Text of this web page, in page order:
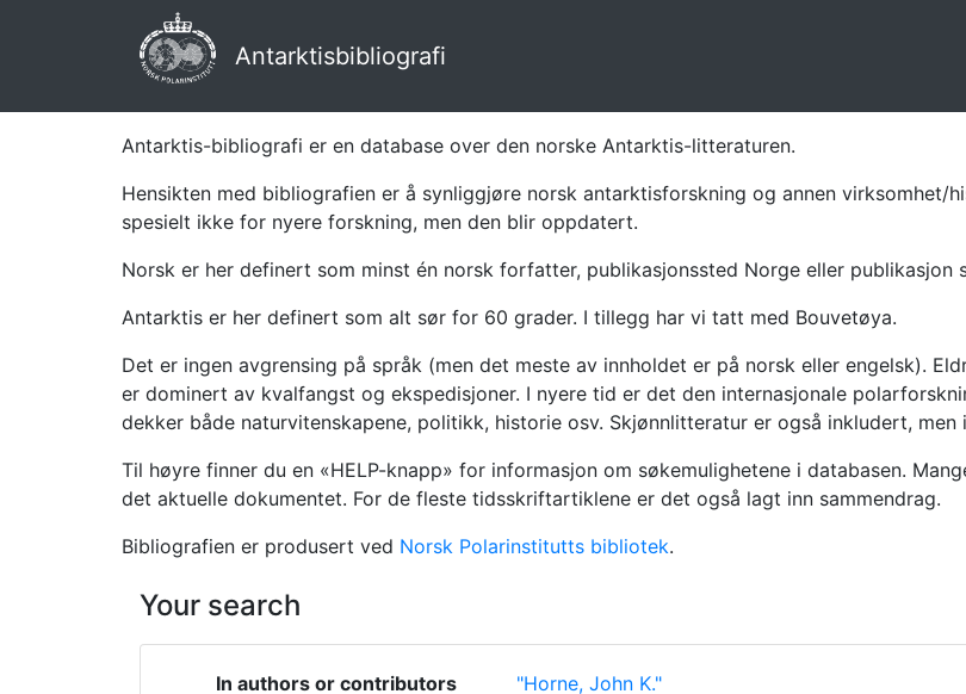
Antarktisbibliografi
Antarktis-bibliografi er en database over den norske Antarktis-litteraturen.
Hensikten med bibliografien er å synliggjøre norsk antarktisforskning og annen
spesielt ikke for nyere forskning, men den blir oppdatert.
Norsk er her definert som minst én norsk forfatter, publikasjonssted Norge eller publikasjon
Antarktis er her definert som alt sør for 60 grader. I tillegg har vi tatt med Bouvetøya.
Det er ingen avgrensing på språk (men det meste av innholdet er på norsk eller engelsk).
er dominert av kvalfangst og ekspedisjoner. I nyere tid er det den internasjonale
dekker både naturvitenskapene, politikk, historie osv. Skjønnlitteratur er også inkludert,
Til høyre finner du en «HELP-knapp» for informasjon om søkemulighetene i databasen.
det aktuelle dokumentet. For de fleste tidsskriftartiklene er det også lagt inn sammendrag.
Bibliografien er produsert ved Norsk Polarinstitutts bibliotek.
Your search
In authors or contributors "Horne, John K."